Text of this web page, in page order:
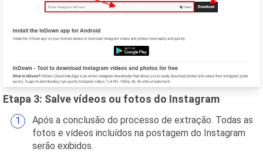
Etapa 3: Salve vídeos ou fotos do Instagram
Após a conclusão do processo de extração. Todas as
fotos e vídeos incluídos na postagem do Instagram
serão exibidos.